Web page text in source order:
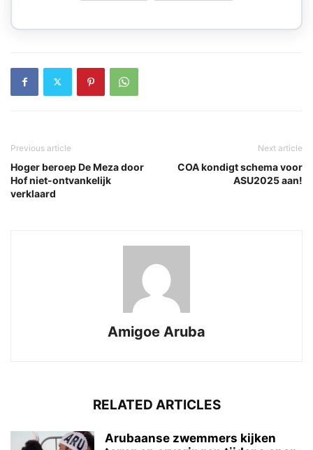
Previous article
Hoger beroep De Meza door
Hof niet-ontvankelijk
verklaard
Next article
COA kondigt schema voor
ASU2025 aan!
Amigoe Aruba
RELATED ARTICLES
Arubaanse zwemmers kijken